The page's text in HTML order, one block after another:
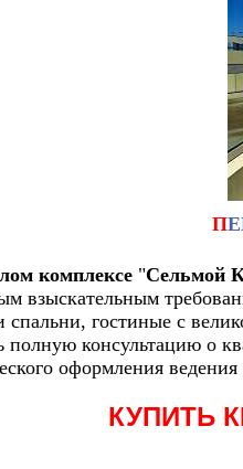
П
комплексе "Сельмой
взыскательным
гостиные с
полную консультацию о
оформления
КУПИТЬ